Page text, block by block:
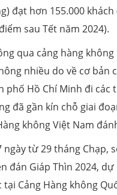
đạt hơn 155.000 khách
sau Tết năm 2024).
qua cảng hàng
nhiều do về cơ bản
phố Hồ Chí Minh đi các
đã gần kín chỗ giai
không Việt Nam
từ 29 tháng Chạp,
đán Giáp Thìn 2024, dự
Cảng Hàng không